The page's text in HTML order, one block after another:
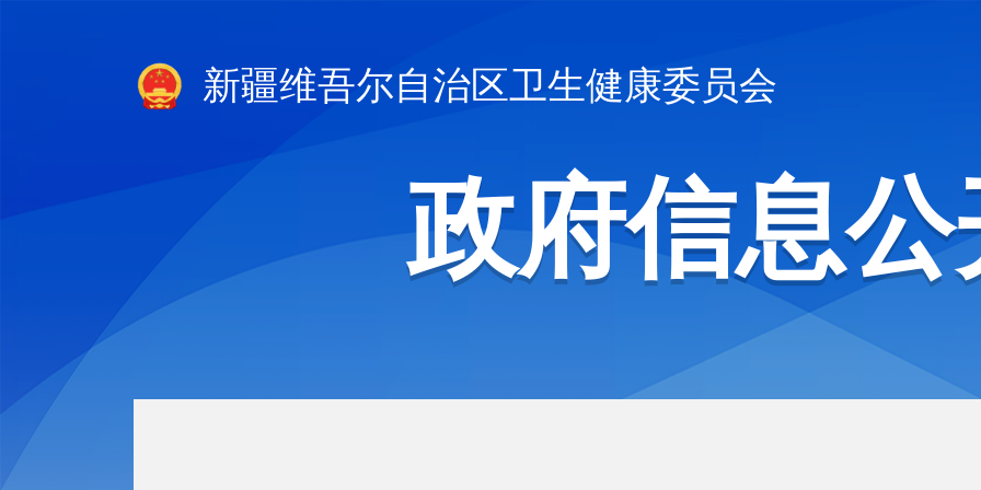
新疆维吾尔自治区卫生健康委员会
政府信息公